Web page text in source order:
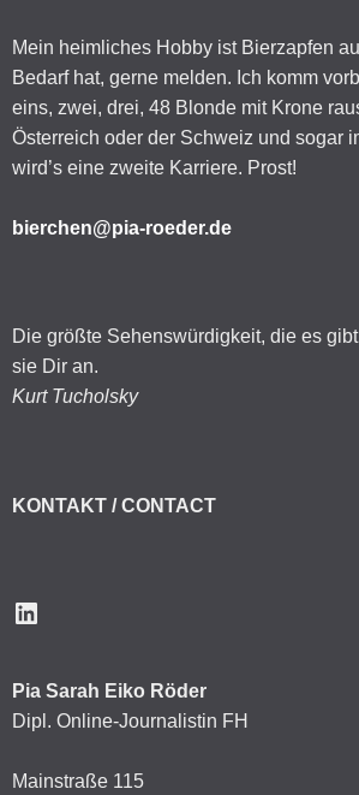
Mein heimliches Hobby ist Bierzapfen
Bedarf hat, gerne melden. Ich komm
eins, zwei, drei, 48 Blonde mit Krone
Österreich oder der Schweiz und sogar
wird’s eine zweite Karriere. Prost!
bierchen@pia-roeder.de
Die größte Sehenswürdigkeit, die es
sie Dir an.
Kurt Tucholsky
KONTAKT / CONTACT
LinkedIn
Pia Sarah Eiko Röder
Dipl. Online-Journalistin FH
Mainstraße 115